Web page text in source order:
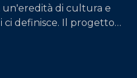
un'eredità di cultura e
ci definisce. Il progetto
le scuole di Reggio